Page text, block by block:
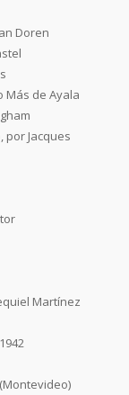
Doren
Más de Ayala
por Jacques
Martínez